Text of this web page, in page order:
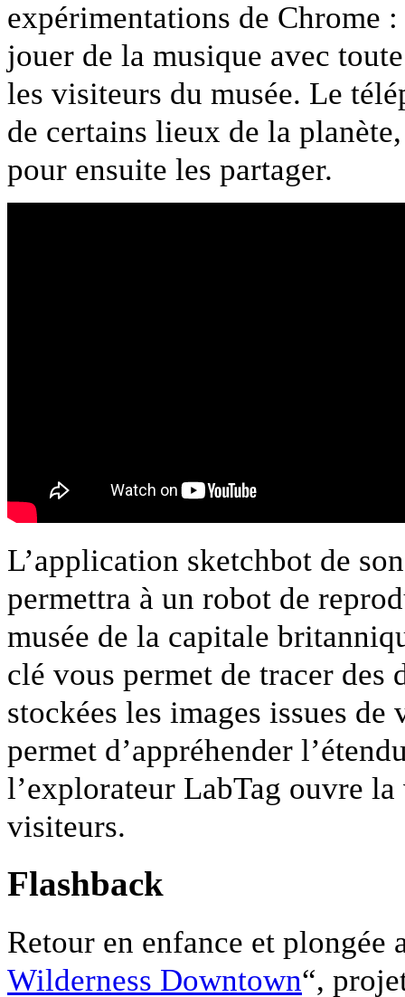
expérimentations de Chrome
jouer de la musique avec
les visiteurs du musée. Le
de certains lieux de la
pour ensuite les partager.
L’application sketchbot de
permettra à un robot de
musée de la capitale
clé vous permet de tracer des
stockées les images issues
permet d’appréhender
l’explorateur LabTag ouvre
visiteurs.
Flashback
Retour en enfance et
Wilderness Downtown“,